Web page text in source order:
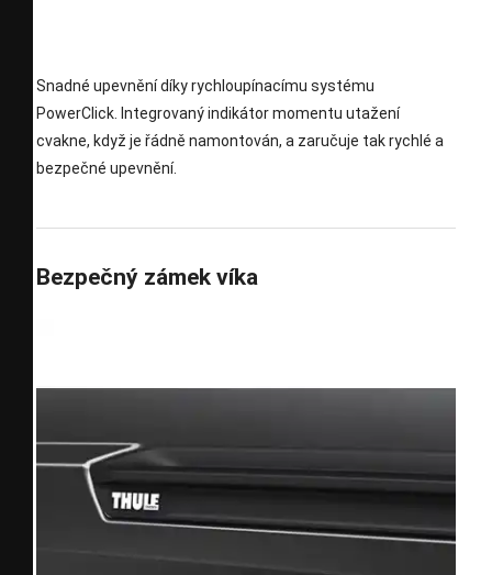
Snadné upevnění díky rychloupínacímu systému
PowerClick. Integrovaný indikátor momentu utažení
cvakne, když je řádně namontován, a zaručuje tak rychlé a
bezpečné upevnění.
Bezpečný zámek víka